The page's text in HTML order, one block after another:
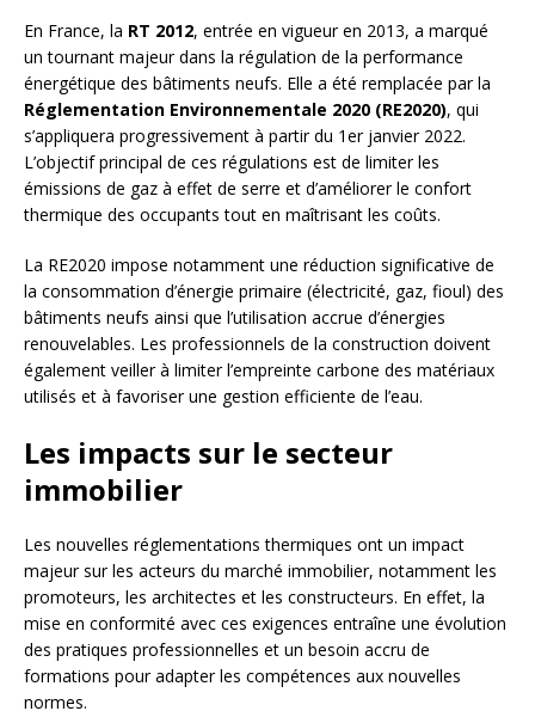
En France, la RT 2012, entrée en vigueur en 2013, a marqué
un tournant majeur dans la régulation de la performance
énergétique des bâtiments neufs. Elle a été remplacée par la
Réglementation Environnementale 2020 (RE2020), qui
s’appliquera progressivement à partir du 1er janvier 2022.
L’objectif principal de ces régulations est de limiter les
émissions de gaz à effet de serre et d’améliorer le confort
thermique des occupants tout en maîtrisant les coûts.
La RE2020 impose notamment une réduction significative de
la consommation d’énergie primaire (électricité, gaz, fioul) des
bâtiments neufs ainsi que l’utilisation accrue d’énergies
renouvelables. Les professionnels de la construction doivent
également veiller à limiter l’empreinte carbone des matériaux
utilisés et à favoriser une gestion efficiente de l’eau.
Les impacts sur le secteur
immobilier
Les nouvelles réglementations thermiques ont un impact
majeur sur les acteurs du marché immobilier, notamment les
promoteurs, les architectes et les constructeurs. En effet, la
mise en conformité avec ces exigences entraîne une évolution
des pratiques professionnelles et un besoin accru de
formations pour adapter les compétences aux nouvelles
normes.